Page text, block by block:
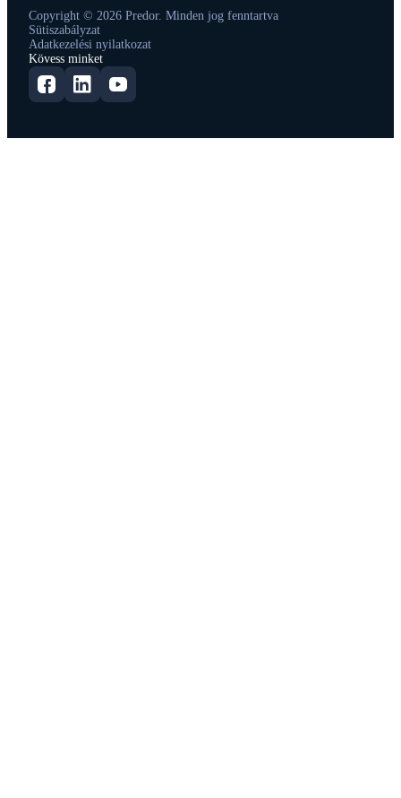
Copyright © 2026 Predor. Minden jog fenntartva
Sütiszabályzat
Adatkezelési nyilatkozat
Kövess minket